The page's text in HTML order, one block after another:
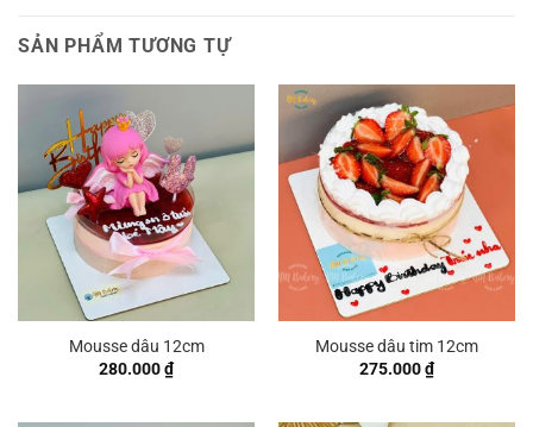
SẢN PHẨM TƯƠNG TỰ
Mousse dâu 12cm
280.000₫
Mousse dâu tim 12cm
275.000₫